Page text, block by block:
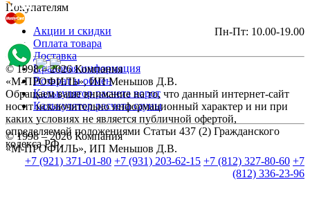
Покупателям
Акции и скидки
Оплата товара
Доставка
Правовая информация
Возврат и обмен
Калькулятор расчета ворот
Калькулятор расчета сауны
© 1998 – 2026 Компания
«М-ПРОФИЛЬ», ИП Меньшов Д.В.
+7 (921) 371-01-80 +7 (931) 203-62-15 +7 (812) 327-80-60 +7
(812) 336-23-96
Пн-Пт: 10.00-19.00
© 1998 – 2026 Компания
«М-ПРОФИЛЬ», ИП Меньшов Д.В.
Обращаем ваше внимание на то, что данный интернет-сайт
носит исключительно информационный характер и ни при
каких условиях не является публичной офертой,
определяемой положениями Статьи 437 (2) Гражданского
кодекса РФ.